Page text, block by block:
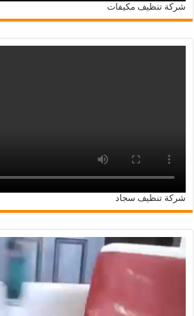
شركة تنظيف مكيفات
شركة تنظيف سجاد